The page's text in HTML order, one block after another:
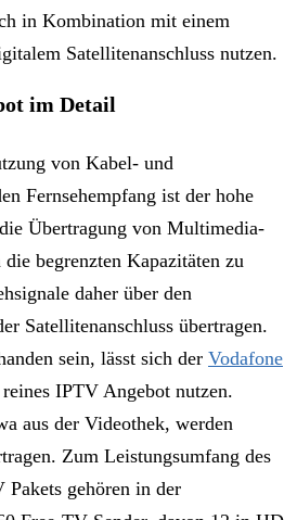
in Kombination mit einem
Satellitenanschluss nutzen.
im Detail
von Kabel- und
Fernsehempfang ist der hohe
Übertragung von Multimedia-
begrenzten Kapazitäten zu
daher über den
Satellitenanschluss übertragen.
sein, lässt sich der Vodafone
IPTV Angebot nutzen.
aus der Videothek, werden
Zum Leistungsumfang des
gehören in der